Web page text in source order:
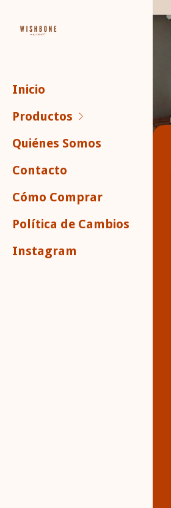
Inicio
Productos
Quiénes Somos
Contacto
Cómo Comprar
Política de Cambios
Instagram